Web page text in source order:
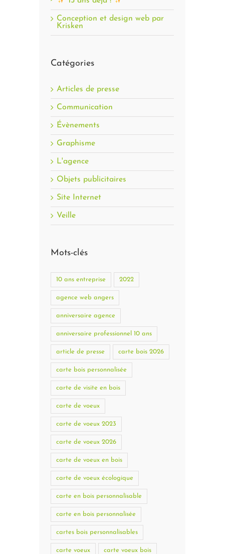
Conception et design web par
Krisken
Catégories
Articles de presse
Communication
Évènements
Graphisme
L'agence
Objets publicitaires
Site Internet
Veille
Mots-clés
10 ans entreprise 2022
agence web angers
anniversaire agence
anniversaire professionnel 10 ans
article de presse carte bois 2026
carte bois personnalisée
carte de visite en bois
carte de voeux
carte de voeux 2023
carte de voeux 2026
carte de voeux en bois
carte de voeux écologique
carte en bois personnalisable
carte en bois personnalisée
cartes bois personnalisables
carte voeux carte voeux bois